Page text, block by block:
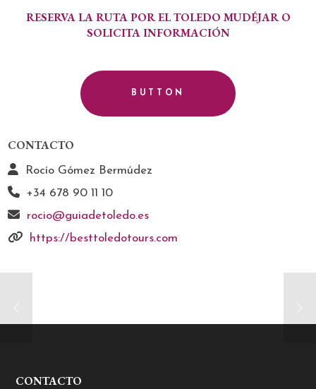
RESERVA LA RUTA POR EL TOLEDO MUDÉJAR O
SOLICITA INFORMACIÓN
BUTTON
CONTACTO
Rocío Gómez Bermúdez
+34 678 90 11 10
rocio@guiadetoledo.es
https://besttoledotours.com
CONTACTO